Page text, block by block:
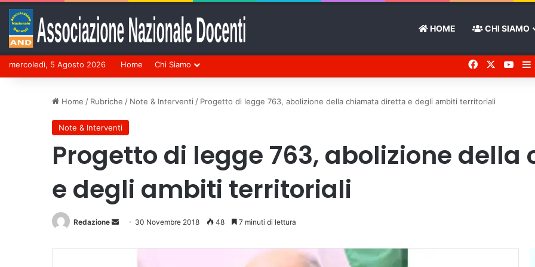
HOME CHI SIAMO
mercoledì, 5 Agosto 2026 Home Chi Siamo Facebook You
Home / Rubriche / Note & Interventi / Progetto di legge 763, abolizione della chiamata diretta e degli ambiti territoriali
Note & Interventi
Progetto di legge 763, abolizione
e degli ambiti territoriali
Redazione
Invia 30 Novembre 2018 48 7 minuti di lettura